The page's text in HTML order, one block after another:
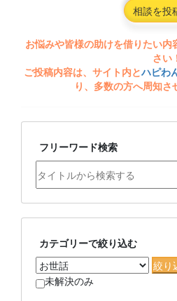
相談を投
お悩みや皆様の助けを借りたい
さい
ご投稿内容は、サイト内とハピわ
り、多数の方へ周知さ
フリーワード検索
カテゴリーで絞り込む
未解決のみ